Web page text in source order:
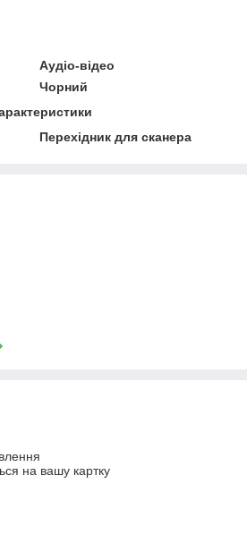
Аудіо-відео
Чорний
Перехідник для сканера
на вашу картку